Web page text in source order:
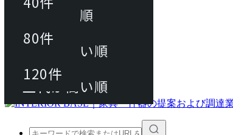
動画マニュアル
FAQ
カート
80件
120件
おすすめ順
上代が安い順
上代が高い順
80件
120件